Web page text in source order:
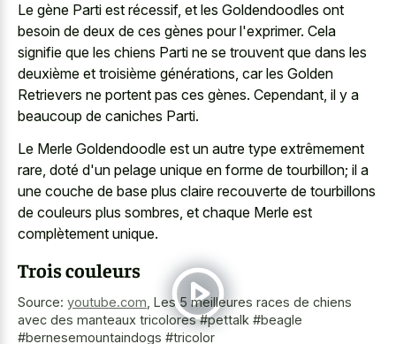
Le gène Parti est récessif, et les Goldendoodles ont
besoin de deux de ces gènes pour l'exprimer. Cela
signifie que les chiens Parti ne se trouvent que dans les
deuxième et troisième générations, car les Golden
Retrievers ne portent pas ces gènes. Cependant, il y a
beaucoup de caniches Parti.
Le Merle Goldendoodle est un autre type extrêmement
rare, doté d'un pelage unique en forme de tourbillon; il a
une couche de base plus claire recouverte de tourbillons
de couleurs plus sombres, et chaque Merle est
complètement unique.
Trois couleurs
Source: youtube.com Les 5 meilleures races de chiens
avec des manteaux tricolores #pettalk #beagle
#bernesemountaindogs #tricolor